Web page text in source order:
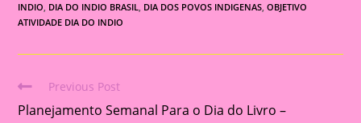
INDIO, DIA DO INDIO BRASIL, DIA DOS POVOS INDIGENAS, OBJETIVO
ATIVIDADE DIA DO INDIO
Read
more
Previous Post
Planejamento Semanal Para o Dia do Livro –